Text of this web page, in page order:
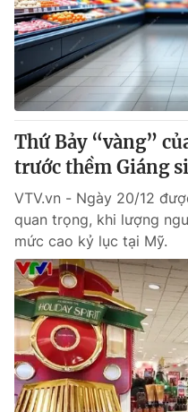
® Cấm sao chép dưới mọi
thuận bằng văn bản. Ghi rõ
thông tin từ website này.
Thứ Bảy “vàng”
trước thềm Giáng
VTV.vn - Ngày 20/12
quan trọng, khi lượng
mức cao kỷ lục tại Mỹ.